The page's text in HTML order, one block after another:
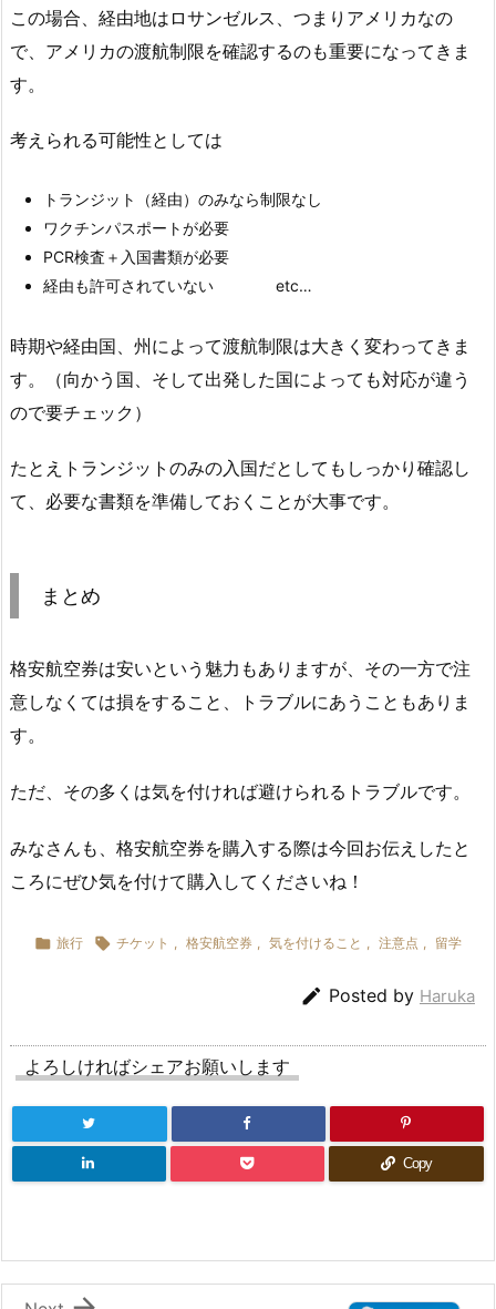
この場合、経由地はロサンゼルス、つまりアメリカなの
で、アメリカの渡航制限を確認するのも重要になってきま
す。
考えられる可能性としては
トランジット（経由）のみなら制限なし
ワクチンパスポートが必要
PCR検査＋入国書類が必要
経由も許可されていない etc…
時期や経由国、州によって渡航制限は大きく変わってきま
す。（向かう国、そして出発した国によっても対応が違う
ので要チェック ）
たとえトランジットのみの入国だとしてもしっかり確認し
て、必要な書類を準備しておくことが大事です。
まとめ
格安航空券は安いという魅力もありますが、その一方で注
意しなくては損をすること、トラブルにあうこともありま
す。
ただ、その多くは気を付ければ避けられるトラブルです。
みなさんも、格安航空券を購入する際は今回お伝えしたと
ころにぜひ気を付けて購入してくださいね！
 旅行  チケット , 格安航空券 , 気を付けること , 注意点 , 留学
 Posted by Haruka
よろしければシェアお願いします
Copy